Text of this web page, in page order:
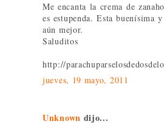
Me encanta la crema de
es estupenda. Esta buenísima
aún mejor.
Saluditos
http://
jueves, 19 mayo, 2011
Unknown dijo...